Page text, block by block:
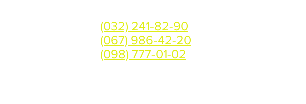
(032) 241-82-90
(067) 986-42-20
(098) 777-01-02